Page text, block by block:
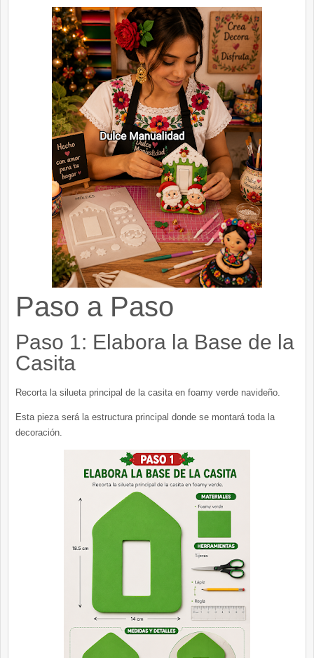
Paso a Paso
Paso 1: Elabora la Base de la
Casita
Recorta la silueta principal de la casita en foamy verde navideño.
Esta pieza será la estructura principal donde se montará toda la
decoración.